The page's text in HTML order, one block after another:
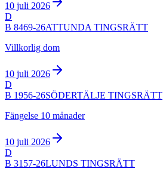
10 juli 2026
D
B 8469-26ATTUNDA TINGSRÄTT
Villkorlig dom
10 juli 2026
D
B 1956-26SÖDERTÄLJE TINGSRÄTT
Fängelse 10 månader
10 juli 2026
D
B 3157-26LUNDS TINGSRÄTT